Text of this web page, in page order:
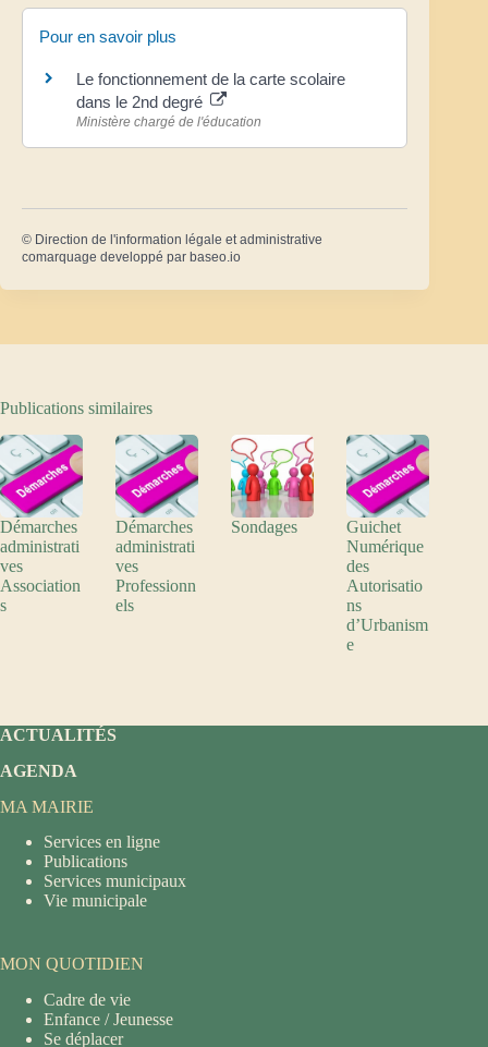
Pour en savoir plus
Le fonctionnement de la carte scolaire
dans le 2nd degré
Ministère chargé de l'éducation
© Direction de l'information légale et administrative
comarquage developpé par baseo.io
Publications similaires
Démarches
administrati
ves
Association
s
Démarches
administrati
ves
Professionn
els
Sondages
Guichet
Numérique
des
Autorisatio
ns
d’Urbanism
e
ACTUALITÉS
AGENDA
MA MAIRIE
Services en ligne
Publications
Services municipaux
Vie municipale
MON QUOTIDIEN
Cadre de vie
Enfance / Jeunesse
Se déplacer